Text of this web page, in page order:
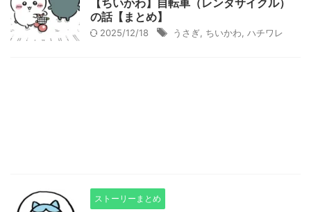
【ちいかわ】自転車（レンタサイクル）
の話【まとめ】
2025/12/18 うさぎ ちいかわ ハチワレ
ストーリーまとめ